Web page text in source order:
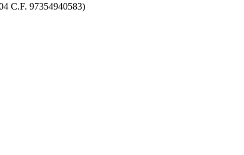
C.F. 97354940583)